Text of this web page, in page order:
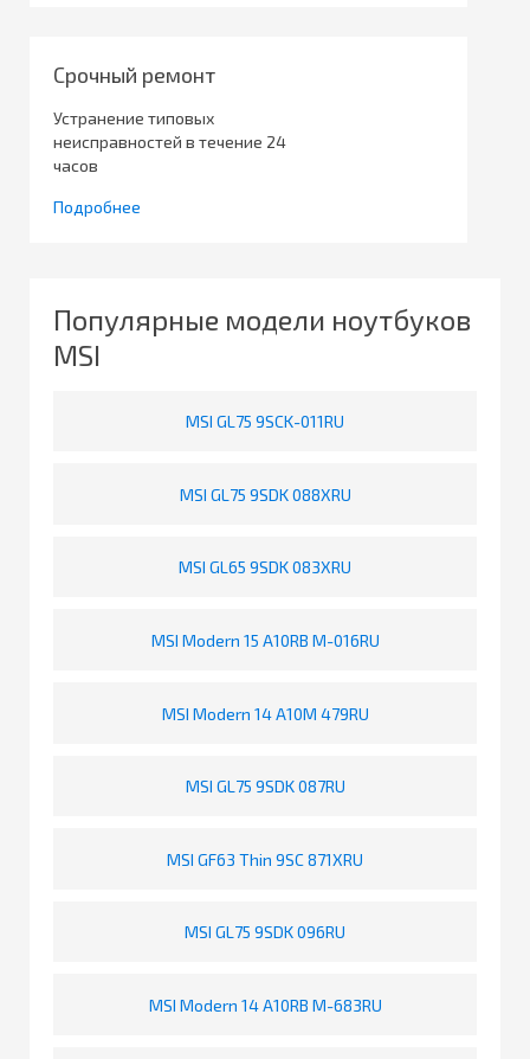
Срочный ремонт
Устранение типовых
неисправностей в течение 24
часов
Подробнее
Популярные модели ноутбуков
MSI
MSI GL75 9SCK-011RU
MSI GL75 9SDK 088XRU
MSI GL65 9SDK 083XRU
MSI Modern 15 A10RB M-016RU
MSI Modern 14 A10M 479RU
MSI GL75 9SDK 087RU
MSI GF63 Thin 9SC 871XRU
MSI GL75 9SDK 096RU
MSI Modern 14 A10RB M-683RU